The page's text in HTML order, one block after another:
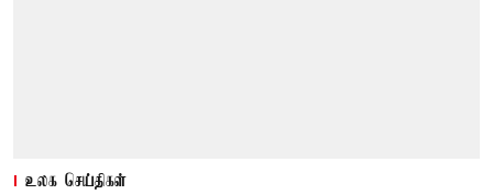
உலக செய்திகள்